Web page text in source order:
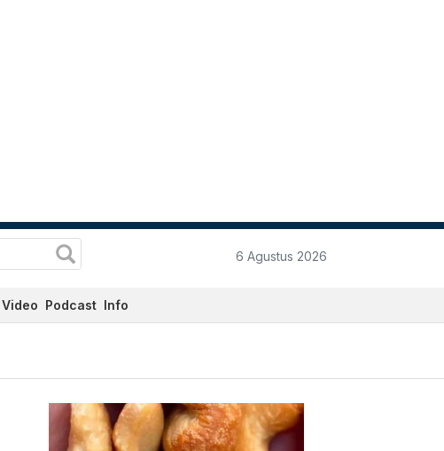
6 Agustus 2026
Video Podcast Info